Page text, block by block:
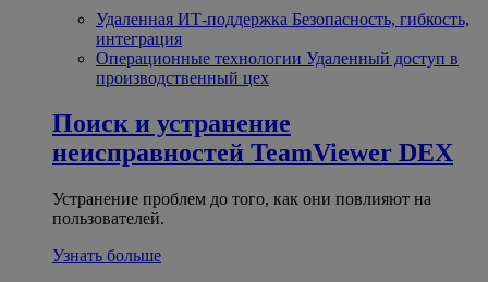
Удаленная ИТ-поддержка Безопасность, гибкость,
интеграция
Операционные технологии Удаленный доступ в
производственный цех
Поиск и устранение
неисправностей TeamViewer DEX
Устранение проблем до того, как они повлияют на
пользователей.
Узнать больше